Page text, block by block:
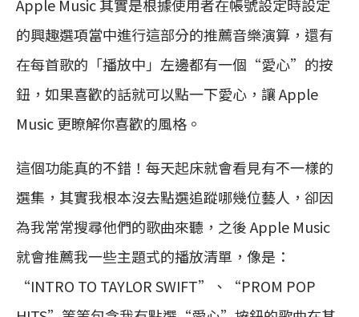
Apple Music 其實是根據使用者在帳號設定時設定
的興趣選項當中進行這部分的推薦音樂演算，還有
在每首歌的「播放中」左邊都有一個“愛心”的按
鈕，如果喜歡的話就可以點一下愛心，讓 Apple
Music 更瞭解你喜歡的風格。
這個功能真的不錯！每天起床就會看見有不一樣的
選集，其實我根本沒去點選追蹤哪幾位藝人，卻因
為我常常搜尋他們的歌曲來聽，之後 Apple Music
就會推薦我一些主題式的播放清單，像是：
“INTRO TO TAYLOR SWIFT”、“PROM POP